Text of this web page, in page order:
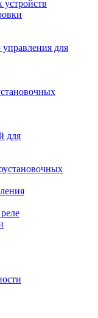
устройств
для
для